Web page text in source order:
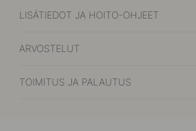
LISÄTIEDOT JA HOITO-OHJEET
ARVOSTELUT
TOIMITUS JA PALAUTUS